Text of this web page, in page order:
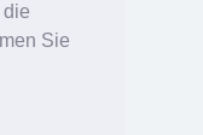
Sie